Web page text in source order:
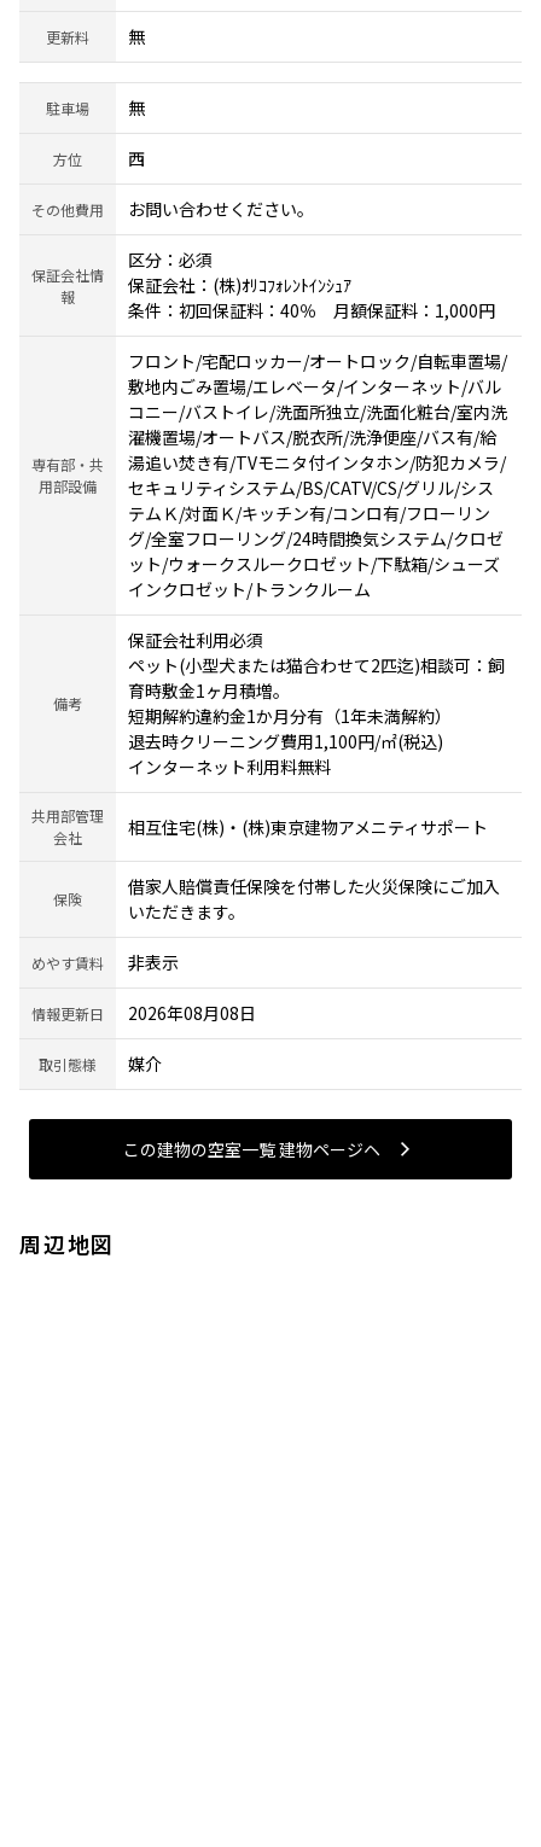
更新料 無
駐車場 無
方位 西
その他費用 お問い合わせください。
保証会社情
報
区分：必須
保証会社：(株)ｵﾘｺﾌｫﾚﾝﾄｲﾝｼｭｱ
条件：初回保証料：40％ 月額保証料：1,000円
専有部・共
用部設備
フロント/宅配ロッカー/オートロック/自転車置場/
敷地内ごみ置場/エレベータ/インターネット/バル
コニー/バストイレ/洗面所独立/洗面化粧台/室内洗
濯機置場/オートバス/脱衣所/洗浄便座/バス有/給
湯追い焚き有/TVモニタ付インタホン/防犯カメラ/
セキュリティシステム/BS/CATV/CS/グリル/シス
テムＫ/対面Ｋ/キッチン有/コンロ有/フローリン
グ/全室フローリング/24時間換気システム/クロゼ
ット/ウォークスルークロゼット/下駄箱/シューズ
インクロゼット/トランクルーム
備考
保証会社利用必須
ペット(小型犬または猫合わせて2匹迄)相談可：飼
育時敷金1ヶ月積増。
短期解約違約金1か月分有（1年未満解約）
退去時クリーニング費用1,100円/㎡(税込)
インターネット利用料無料
共用部管理
会社
相互住宅(株)・(株)東京建物アメニティサポート
保険
借家人賠償責任保険を付帯した火災保険にご加入
いただきます。
めやす賃料 非表示
情報更新日 2026年08月08日
取引態様 媒介
この建物の空室一覧 建物ページヘ
周辺地図